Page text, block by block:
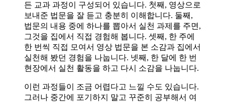
든 교과 과정이 구성되어 있습니다. 첫째, 영상으로
보내준 법문을 잘 듣고 충분히 이해합니다. 둘째,
법문의 내용 중에 하나를 뽑아서 실천 과제를 주면,
그것을 집에서 직접 경험해 봅니다. 셋째, 한 주에
한 번씩 직접 모여서 영상 법문을 본 소감과 집에서
실천해 봤던 경험을 나눕니다. 넷째, 한 달에 한 번
현장에서 실천 활동을 하고 다시 소감을 나눕니다.
이런 과정들이 조금 어렵다고 느낄 수도 있습니다.
그러나 중간에 포기하지 말고 꾸준히 공부해서 여